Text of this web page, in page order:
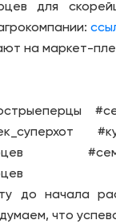
для
на маркет-
до начала
что